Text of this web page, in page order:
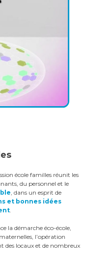
école familles réunit les
du personnel et le
, dans un esprit de
et bonnes idées
.
la démarche éco-école,
l’opération
des locaux et de nombreux